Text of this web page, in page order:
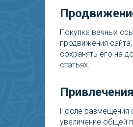
Покупка вечных
продвижения
сохранять его на
статьях.
После размещения
увеличение общей